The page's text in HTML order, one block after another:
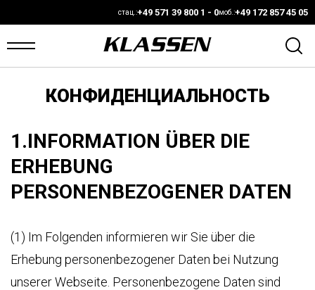
стац.:+49 571 39 800 1 - 0моб.:+49 172 857 45 05
КОНФИДЕНЦИАЛЬНОСТЬ
1.INFORMATION ÜBER DIE
ERHEBUNG
PERSONENBEZOGENER DATEN
(1) Im Folgenden informieren wir Sie über die
Erhebung personenbezogener Daten bei Nutzung
unserer Webseite. Personenbezogene Daten sind